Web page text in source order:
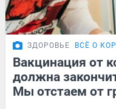
ЗДОРОВЬЕ ВСЁ О
Вакцинация от
должна
Мы отстаем от